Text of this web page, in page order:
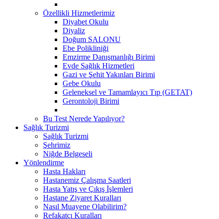
Özellikli Hizmetlerimiz
Diyabet Okulu
Diyaliz
Doğum SALONU
Ebe Polikliniği
Emzirme Danışmanlığı Birimi
Evde Sağlık Hizmetleri
Gazi ve Şehit Yakınları Birimi
Gebe Okulu
Geleneksel ve Tamamlayıcı Tıp (GETAT)
Gerontoloji Birimi
Bu Test Nerede Yapılıyor?
Sağlık Turizmi
Sağlık Turizmi
Şehrimiz
Niğde Belgeseli
Yönlendirme
Hasta Hakları
Hastanemiz Çalışma Saatleri
Hasta Yatış ve Çıkış İşlemleri
Hastane Ziyaret Kuralları
Nasıl Muayene Olabilirim?
Refakatçı Kuralları